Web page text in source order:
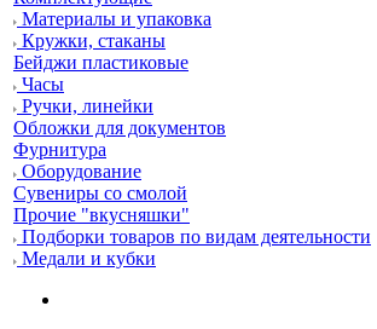
Материалы и упаковка
Кружки, стаканы
Бейджи пластиковые
Часы
Ручки, линейки
Обложки для документов
Фурнитура
Оборудование
Сувениры со смолой
Прочие "вкусняшки"
Подборки товаров по видам деятельности
Медали и кубки